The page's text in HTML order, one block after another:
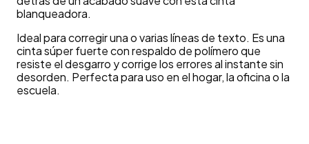
blanqueadora.
Ideal para corregir una o varias líneas de texto. Es una
cinta súper fuerte con respaldo de polímero que
resiste el desgarro y corrige los errores al instante sin
desorden. Perfecta para uso en el hogar, la oficina o la
escuela.